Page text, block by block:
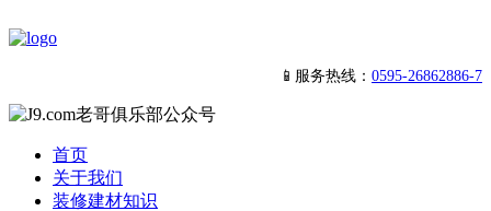
📱服务热线： 0595-26862886-7
首页
关于我们
装修建材知识